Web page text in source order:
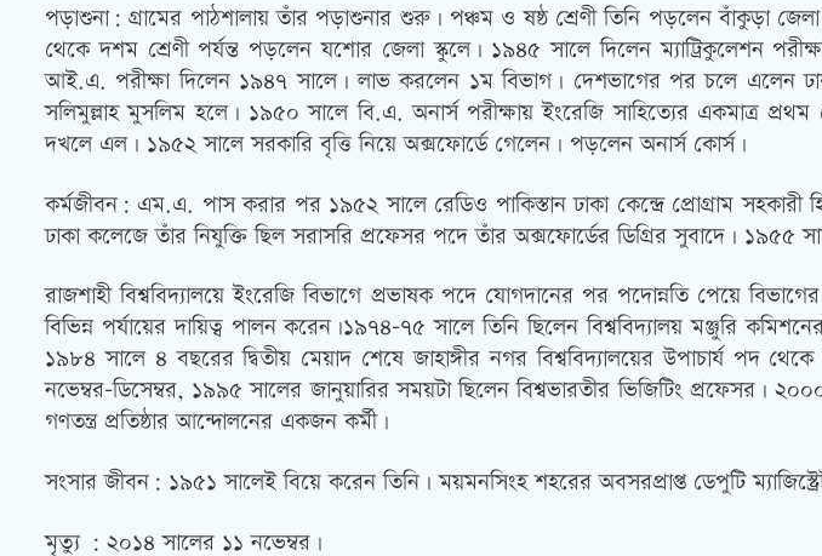
পড়াশুনা: গ্রামের পাঠশালায় তাঁর পড়াশুনার শুরু। পঞ্চম ও ষষ্ঠ শ্রেণী তিনি পড়লেন বাঁকুড়া
থেকে দশম শ্রেণী পর্যন্ত পড়লেন যশোর জেলা স্কুলে। ১৯৪৫ সালে দিলেন ম্যাট্রিকুলেশন
আই.এ. পরীক্ষা দিলেন ১৯৪৭ সালে। লাভ করলেন ১ম বিভাগ। দেশভাগের পর চলে এলেন
সলিমুল্লাহ মুসলিম হলে। ১৯৫০ সালে বি.এ. অনার্স পরীক্ষায় ইংরেজি সাহিত্যের একমাত্র
দখলে এল। ১৯৫২ সালে সরকারি বৃত্তি নিয়ে অক্সফোর্ডে গেলেন। পড়লেন অনার্স কোর্স।
কর্মজীবন: এম.এ. পাস করার পর ১৯৫২ সালে রেডিও পাকিস্তান ঢাকা কেন্দ্রে প্রোগ্রাম
ঢাকা কলেজে তাঁর নিযুক্তি ছিল সরাসরি প্রফেসর পদে তাঁর অক্সফোর্ডের ডিগ্রির সুবাদে। ১৯৫৫
রাজশাহী বিশ্ববিদ্যালয়ে ইংরেজি বিভাগে প্রভাষক পদে যোগদানের পর পদোন্নতি পেয়ে
বিভিন্ন পর্যায়ের দায়িত্ব পালন করেন।১৯৭৪-৭৫ সালে তিনি ছিলেন বিশ্ববিদ্যালয় মঞ্জুরি
১৯৮৪ সালে ৪ বছরের দ্বিতীয় মেয়াদ শেষে জাহাঙ্গীর নগর বিশ্ববিদ্যালয়ের উপাচার্য পদ
নভেম্বর-ডিসেম্বর, ১৯৯৫ সালের জানুয়ারির সময়টা ছিলেন বিশ্বভারতীর ভিজিটিং প্রফেসর।
গণতন্ত্র প্রতিষ্ঠার আন্দোলনের একজন কর্মী।
সংসার জীবন: ১৯৫১ সালেই বিয়ে করেন তিনি। ময়মনসিংহ শহরের অবসরপ্রাপ্ত ডেপুটি
মৃত্যু : ২০১৪ সালের ১১ নভেম্বর।